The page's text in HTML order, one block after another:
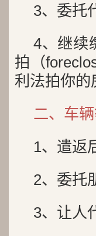
3、委托
4、继续
拍（
利法拍你的
二、车
1、遣返
2、委托
3、让人